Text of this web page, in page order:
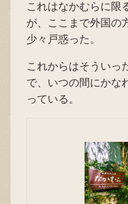
これはなかむらに限
が、ここまで外国の
少々戸惑った。
これからはそういっ
で、いつの間にかな
っている。